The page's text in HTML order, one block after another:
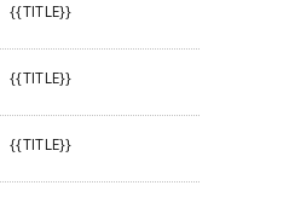
{{TITLE}}
{{TITLE}}
{{TITLE}}